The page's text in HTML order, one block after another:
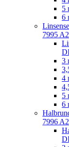
5
6
7995 A2
3
4
5
6
7996 A2